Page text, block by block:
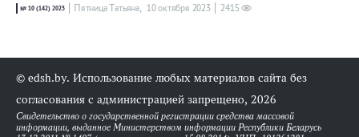
№ 10 (142) 2023 Пятница Татьяна, 10 октября 2023 2415
© edsh.by. Использование любых материалов сайта без
согласования с администрацией запрещено, 2026
Свидетельство о государственной регистрации средства массовой
информации, выданное Министерством информации Республики Беларусь